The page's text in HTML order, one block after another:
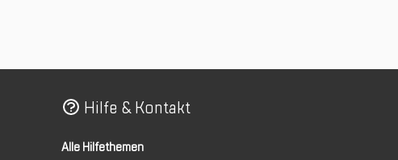
Hilfe & Kontakt
Alle Hilfethemen